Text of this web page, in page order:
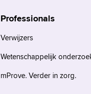
Professionals
Verwijzers
Wetenschappelijk
mProve. Verder in zorg.